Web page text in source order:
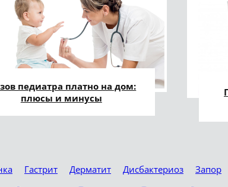
педиатра платно на дом:
плюсы и минусы
Гастрит Дерматит Дисбактериоз Запор